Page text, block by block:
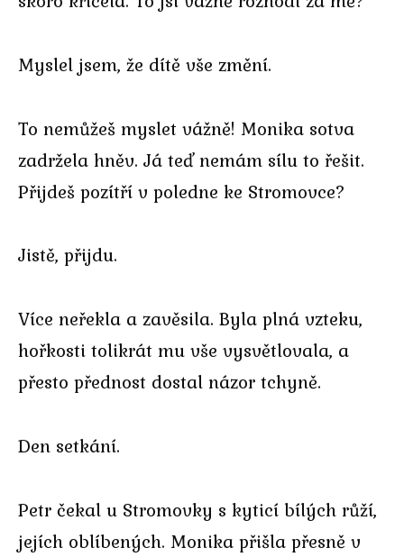
Myslel jsem, že dítě vše změní.
To nemůžeš myslet vážně! Monika sotva
zadržela hněv. Já teď nemám sílu to řešit.
Přijdeš pozítří v poledne ke Stromovce?
Jistě, přijdu.
Více neřekla a zavěsila. Byla plná vzteku,
hořkosti tolikrát mu vše vysvětlovala, a
přesto přednost dostal názor tchyně.
Den setkání.
Petr čekal u Stromovky s kyticí bílých růží,
jejích oblíbených. Monika přišla přesně v